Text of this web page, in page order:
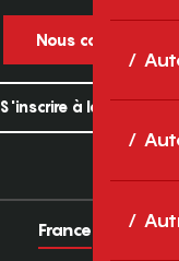
Nous contacter
S'inscrire à la newsletter
France Europe